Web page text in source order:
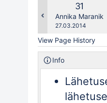
Old
Version
31
Annika Maranik
Saved
27.03.2014
View Page History
Info